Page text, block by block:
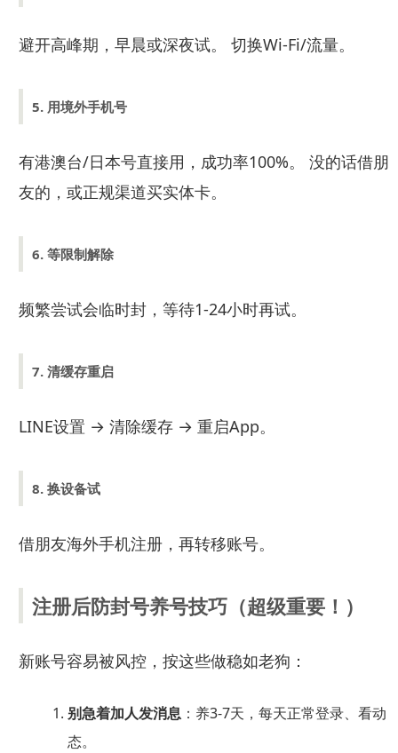
避开高峰期，早晨或深夜试。 切换Wi-Fi/流量。
5. 用境外手机号
有港澳台/日本号直接用，成功率100%。 没的话借朋
友的，或正规渠道买实体卡。
6. 等限制解除
频繁尝试会临时封，等待1-24小时再试。
7. 清缓存重启
LINE设置 → 清除缓存 → 重启App。
8. 换设备试
借朋友海外手机注册，再转移账号。
注册后防封号养号技巧（超级重要！）
新账号容易被风控，按这些做稳如老狗：
别急着加人发消息：养3-7天，每天正常登录、看动
态。